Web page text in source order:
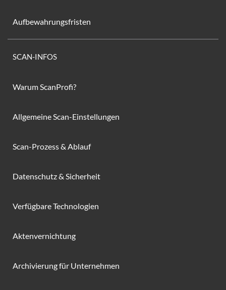
Aufbewahrungsfristen
SCAN-INFOS
Warum ScanProfi?
Allgemeine Scan-Einstellungen
Scan-Prozess & Ablauf
Datenschutz & Sicherheit
Verfügbare Technologien
Aktenvernichtung
Archivierung für Unternehmen